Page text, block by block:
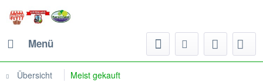
Menü
Übersicht Meist gekauft